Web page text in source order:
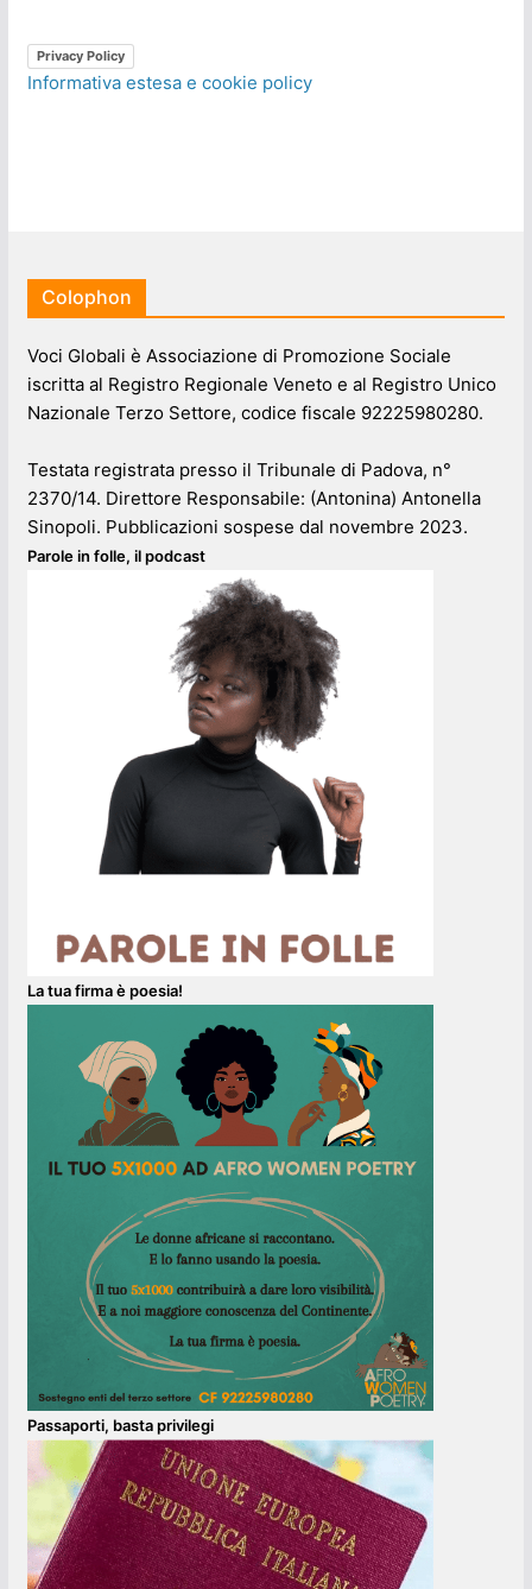
Privacy Policy
Informativa estesa e cookie policy
Colophon
Voci Globali è Associazione di Promozione Sociale
iscritta al Registro Regionale Veneto e al Registro Unico
Nazionale Terzo Settore, codice fiscale 92225980280.
Testata registrata presso il Tribunale di Padova, n°
2370/14. Direttore Responsabile: (Antonina) Antonella
Sinopoli. Pubblicazioni sospese dal novembre 2023.
Parole in folle, il podcast
La tua firma è poesia!
Passaporti, basta privilegi